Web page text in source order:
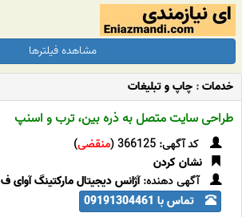
مشاهده فیلترها
خدمات: چاپ و تبلیغات
طراحی سایت متصل به ذره بین، ترب و اسنپ
کد آگهی: 366125 ( منقضی)
نشان کردن
آگهی دهنده:آژانس دیجیتال مارکتینگ آوای ف
تماس با 09191304461